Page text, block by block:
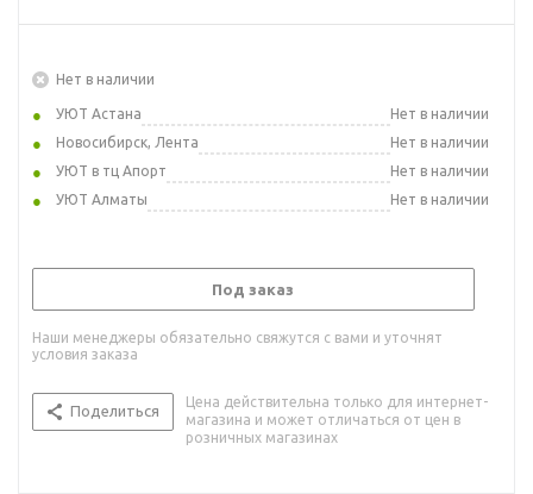
Нет в наличии
УЮТ Астана
Нет в наличии
Новосибирск, Лента
Нет в наличии
УЮТ в тц Апорт
Нет в наличии
УЮТ Алматы
Нет в наличии
Под заказ
Наши менеджеры обязательно свяжутся с вами и уточнят
условия заказа
Поделиться
Цена действительна только для интернет-
магазина и может отличаться от цен в
розничных магазинах